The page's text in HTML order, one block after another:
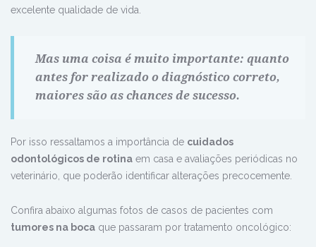
excelente qualidade de vida.
Mas uma coisa é muito importante: quanto
antes for realizado o diagnóstico correto,
maiores são as chances de sucesso.
Por isso ressaltamos a importância de cuidados
odontológicos de rotina em casa e avaliações periódicas no
veterinário, que poderão identificar alterações precocemente.
Confira abaixo algumas fotos de casos de pacientes com
tumores na boca que passaram por tratamento oncológico: